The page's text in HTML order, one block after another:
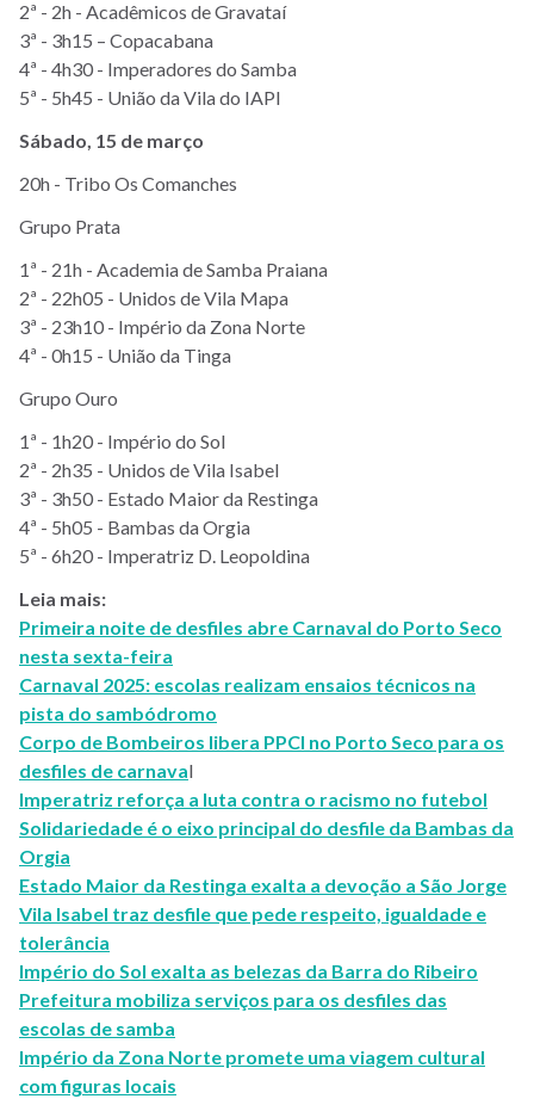
2ª - 2h - Acadêmicos de Gravataí
3ª - 3h15 – Copacabana
4ª - 4h30 - Imperadores do Samba
5ª - 5h45 - União da Vila do IAPI
Sábado, 15 de março
20h - Tribo Os Comanches
Grupo Prata
1ª - 21h - Academia de Samba Praiana
2ª - 22h05 - Unidos de Vila Mapa
3ª - 23h10 - Império da Zona Norte
4ª - 0h15 - União da Tinga
Grupo Ouro
1ª - 1h20 - Império do Sol
2ª - 2h35 - Unidos de Vila Isabel
3ª - 3h50 - Estado Maior da Restinga
4ª - 5h05 - Bambas da Orgia
5ª - 6h20 - Imperatriz D. Leopoldina
Leia mais:
Primeira noite de desfiles abre Carnaval do Porto Seco
nesta sexta-feira
Carnaval 2025: escolas realizam ensaios técnicos na
pista do sambódromo
Corpo de Bombeiros libera PPCI no Porto Seco para os
desfiles de carnaval
Imperatriz reforça a luta contra o racismo no futebol
Solidariedade é o eixo principal do desfile da Bambas da
Orgia
Estado Maior da Restinga exalta a devoção a São Jorge
Vila Isabel traz desfile que pede respeito, igualdade e
tolerância
Império do Sol exalta as belezas da Barra do Ribeiro
Prefeitura mobiliza serviços para os desfiles das
escolas de samba
Império da Zona Norte promete uma viagem cultural
com figuras locais